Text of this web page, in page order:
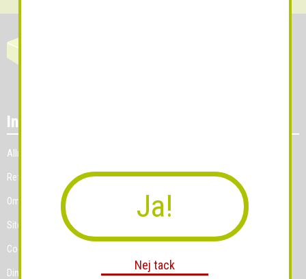
Information
Allmänna villkor
Referenskunder
Om Grossist.se
Sitemap
Cookies
Dina Cookie-prefenser
Ja!
Nej tack